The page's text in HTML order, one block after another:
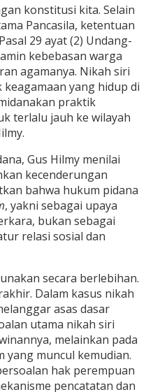
konstitusi kita. Selain
Pancasila, ketentuan
29 ayat (2) Undang-
kebebasan warga
agamanya. Nikah siri
yang hidup di
praktik
terlalu jauh ke wilayah
Gus Hilmy menilai
kecenderungan
bahwa hukum pidana
, yakni sebagai upaya
bukan sebagai
relasi sosial dan
secara berlebihan.
Dalam kasus nikah
asas dasar
utama nikah siri
melainkan pada
yang muncul kemudian.
hak perempuan
pencatatan dan